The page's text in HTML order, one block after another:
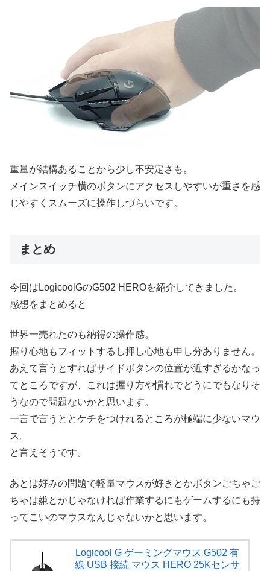
重量が結構あることから少し不安定さも。
メインスイッチ横のボタンにアクセスしやすいが重さを感
じやすくスムーズに操作しづらいです。
まとめ
今回はLogicoolGのG502 HEROを紹介してきました。
感想をまとめると
世界一売れたのも納得の操作感。
握り心地もフィットするし押し心地も申し分ありません。
あえて言うとすればサイドボタンの位置が近すぎるかなっ
てところですが、これは握り方や慣れでどうにでもなりそ
うなので問題ないかと思います。
一言で言うととケチをつけれるところが極端に少ないマウ
ス。
と言えそうです。
あとは好みの問題で軽量マウスが好きとかボタンごちゃご
ちゃは嫌とかじゃなければ作業するにもゲームするにも持
ってこいのマウスなんじゃないかと思います。
Logicool G ゲーミングマウス G502 有
線 USB 接続 マウス HERO 25Kセンサ